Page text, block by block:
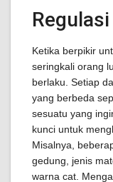
Ketika berpikir
seringkali orang
berlaku. Setiap
yang berbeda
sesuatu yang
kunci untuk
Misalnya,
gedung, jenis
warna cat.